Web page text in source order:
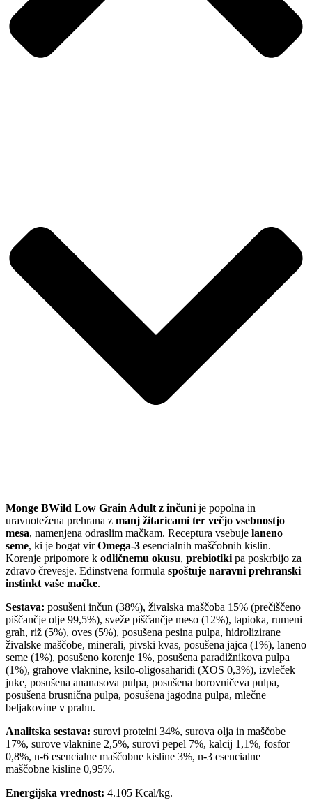
Monge BWild Low Grain Adult z inčuni je popolna in
uravnotežena prehrana z manj žitaricami ter večjo vsebnostjo
mesa, namenjena odraslim mačkam. Receptura vsebuje laneno
seme, ki je bogat virOmega-3 esencialnih maščobnih kislin.
Korenje pripomore k odličnemu okusu, prebiotiki pa poskrbijo za
zdravo črevesje. Edinstvena formula spoštuje naravni prehranski
instinkt vaše mačke.
Sestava: posušeni inčun (38%), živalska maščoba 15% (prečiščeno
piščančje olje 99,5%), sveže piščančje meso (12%), tapioka, rumeni
grah, riž (5%), oves (5%), posušena pesina pulpa, hidrolizirane
živalske maščobe, minerali, pivski kvas, posušena jajca (1%), laneno
seme (1%), posušeno korenje 1%, posušena paradižnikova pulpa
(1%), grahove vlaknine, ksilo-oligosaharidi (XOS 0,3%), izvleček
juke, posušena ananasova pulpa, posušena borovničeva pulpa,
posušena brusnična pulpa, posušena jagodna pulpa, mlečne
beljakovine v prahu.
Analitska sestava: surovi proteini 34%, surova olja in maščobe
17%, surove vlaknine 2,5%, surovi pepel 7%, kalcij 1,1%, fosfor
0,8%, n-6 esencialne maščobne kisline 3%, n-3 esencialne
maščobne kisline 0,95%.
Energijska vrednost: 4.105 Kcal/kg.